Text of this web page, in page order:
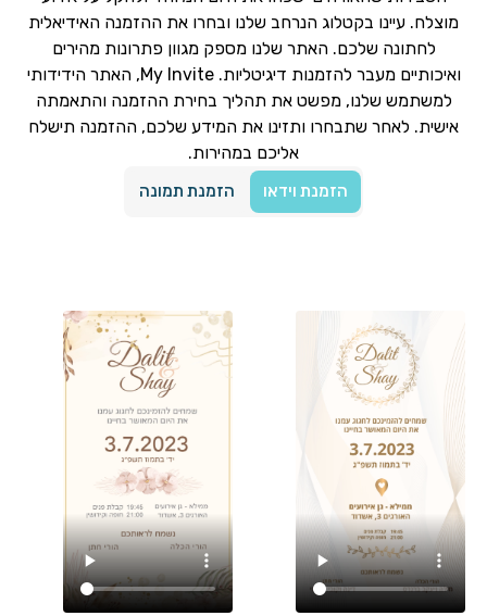
מוצלח. עיינו בקטלוג הנרחב שלנו ובחרו את ההזמנה האידיאלית
לחתונה שלכם. האתר שלנו מספק מגוון פתרונות מהירים
ואיכותיים מעבר להזמנות דיגיטליות. My Invite, האתר הידידותי
למשתמש שלנו, מפשט את תהליך בחירת ההזמנה והתאמתה
אישית. לאחר שתבחרו ותזינו את המידע שלכם, ההזמנה תישלח
אליכם במהירות.
הזמנת וידאו הזמנת תמונה